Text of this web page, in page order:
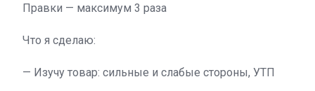
Правки — максимум 3 раза
Что я сделаю:
— Изучу товар: сильные и слабые стороны, УТП